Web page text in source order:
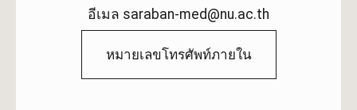
อีเมล saraban-med@nu.ac.th
หมายเลขโทรศัพท์ภายใน